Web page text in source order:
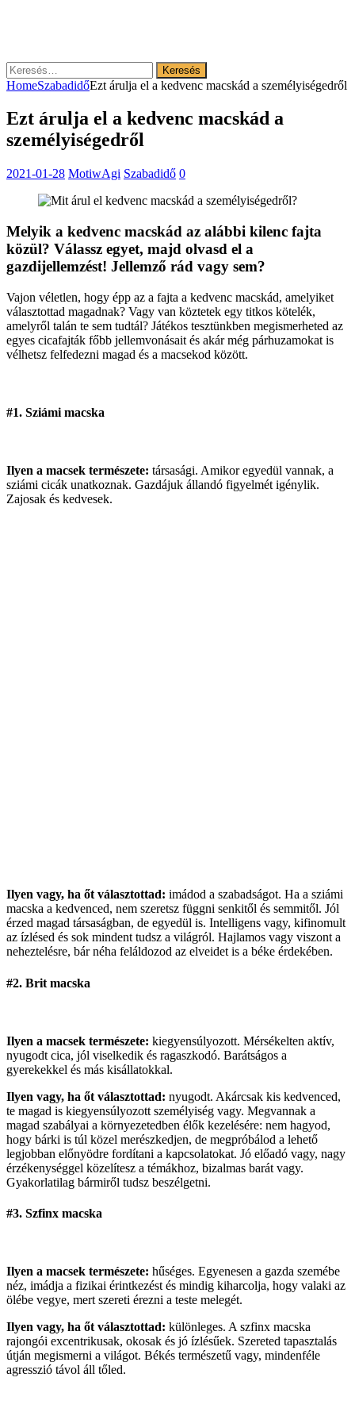
Keresés:
HomeSzabadidőEzt árulja el a kedvenc macskád a személyiségedről
Ezt árulja el a kedvenc macskád a
személyiségedről
2021-01-28 MotiwAgi Szabadidő 0
Melyik a kedvenc macskád az alábbi kilenc fajta
közül? Válassz egyet, majd olvasd el a
gazdijellemzést! Jellemző rád vagy sem?
Vajon véletlen, hogy épp az a fajta a kedvenc macskád, amelyiket
választottad magadnak? Vagy van köztetek egy titkos kötelék,
amelyről talán te sem tudtál? Játékos tesztünkben megismerheted az
egyes cicafajták főbb jellemvonásait és akár még párhuzamokat is
vélhetsz felfedezni magad és a macsekod között.
#1. Sziámi macska
Ilyen a macsek természete: társasági. Amikor egyedül vannak, a
sziámi cicák unatkoznak. Gazdájuk állandó figyelmét igénylik.
Zajosak és kedvesek.
Ilyen vagy, ha őt választottad: imádod a szabadságot. Ha a sziámi
macska a kedvenced, nem szeretsz függni senkitől és semmitől. Jól
érzed magad társaságban, de egyedül is. Intelligens vagy, kifinomult
az ízlésed és sok mindent tudsz a világról. Hajlamos vagy viszont a
neheztelésre, bár néha feláldozod az elveidet is a béke érdekében.
#2. Brit macska
Ilyen a macsek természete: kiegyensúlyozott. Mérsékelten aktív,
nyugodt cica, jól viselkedik és ragaszkodó. Barátságos a
gyerekekkel és más kisállatokkal.
Ilyen vagy, ha őt választottad: nyugodt. Akárcsak kis kedvenced,
te magad is kiegyensúlyozott személyiség vagy. Megvannak a
magad szabályai a környezetedben élők kezelésére: nem hagyod,
hogy bárki is túl közel merészkedjen, de megpróbálod a lehető
legjobban előnyödre fordítani a kapcsolatokat. Jó előadó vagy, nagy
érzékenységgel közelítesz a témákhoz, bizalmas barát vagy.
Gyakorlatilag bármiről tudsz beszélgetni.
#3. Szfinx macska
Ilyen a macsek természete: hűséges. Egyenesen a gazda szemébe
néz, imádja a fizikai érintkezést és mindig kiharcolja, hogy valaki az
ölébe vegye, mert szereti érezni a teste melegét.
Ilyen vagy, ha őt választottad: különleges. A szfinx macska
rajongói excentrikusak, okosak és jó ízlésűek. Szereted tapasztalás
útján megismerni a világot. Békés természetű vagy, mindenféle
agresszió távol áll tőled.